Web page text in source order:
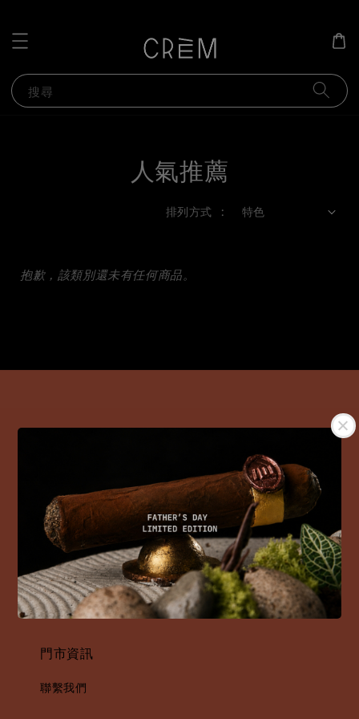
搜尋
人氣推薦
排列方式 :
抱歉，該類別還未有任何商品。
顧客服務請聯繫右下角LINE線上客服
支付方式
門市資訊
聯繫我們